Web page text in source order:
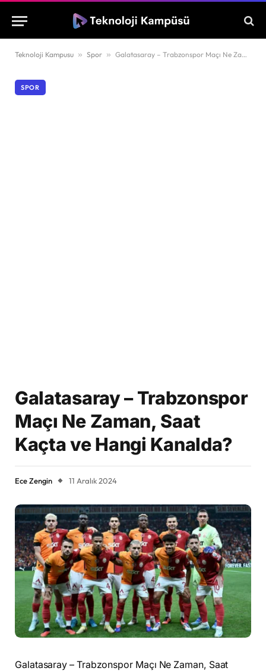
Teknoloji Kampusu » Spor » Galatasaray – Trabzonspor Maçı Ne Zaman, Saat Kaçta ve Hangi Kanalda?
SPOR
Galatasaray – Trabzonspor
Maçı Ne Zaman, Saat
Kaçta ve Hangi Kanalda?
Ece Zengin 11 Aralık 2024
Galatasaray – Trabzonspor Maçı Ne Zaman, Saat